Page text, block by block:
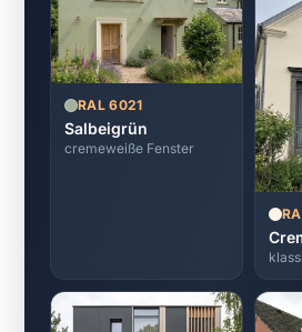
RAL 6021
Salbeigrün
cremeweiße Fenster